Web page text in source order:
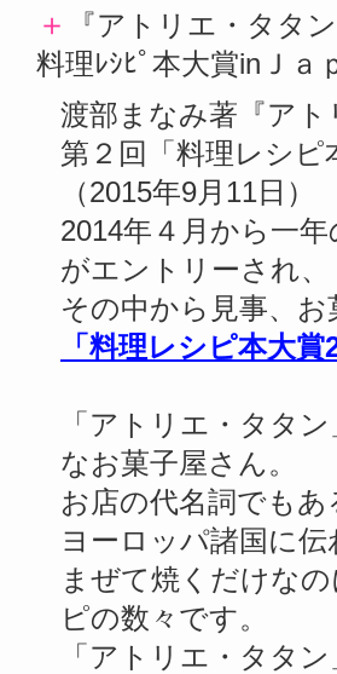
＋
『アトリエ・タタ
料理ﾚｼﾋﾟ本大賞inＪ
渡部まなみ著『ア
第２回「料理レシ
（2015年9月11日）
2014年４月から一
がエントリーされ、
その中から見事、
「料理レシピ本大
「アトリエ・タタ
なお菓子屋さん。
お店の代名詞でも
ヨーロッパ諸国に
まぜて焼くだけな
ピの数々です。
「アトリエ・タタン